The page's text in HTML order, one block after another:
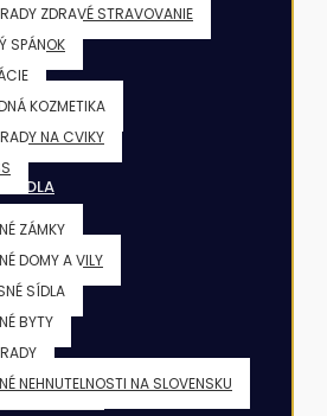
ZDRAVÉ STRAVOVANIE
SPÁNOK
KOZMETIKA
NA CVIKY
SÍDLA
ZÁMKY
DOMY A VILY
SÍDLA
BYTY
NEHNUTELNOSTI NA SLOVENSKU
& LIETADLÁ